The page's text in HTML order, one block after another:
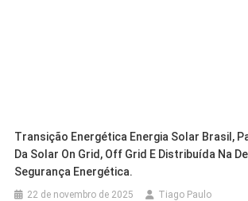
Transição Energética Energia Solar Brasil,
Da Solar On Grid, Off Grid E Distribuída Na
Segurança Energética.
22 de novembro de 2025 Tiago Paulo